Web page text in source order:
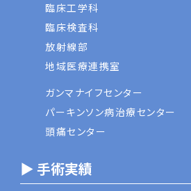
臨床工学科
臨床検査科
放射線部
地域医療連携室
ガンマナイフセンター
パーキンソン病治療センター
頭痛センター
▶ 手術実績